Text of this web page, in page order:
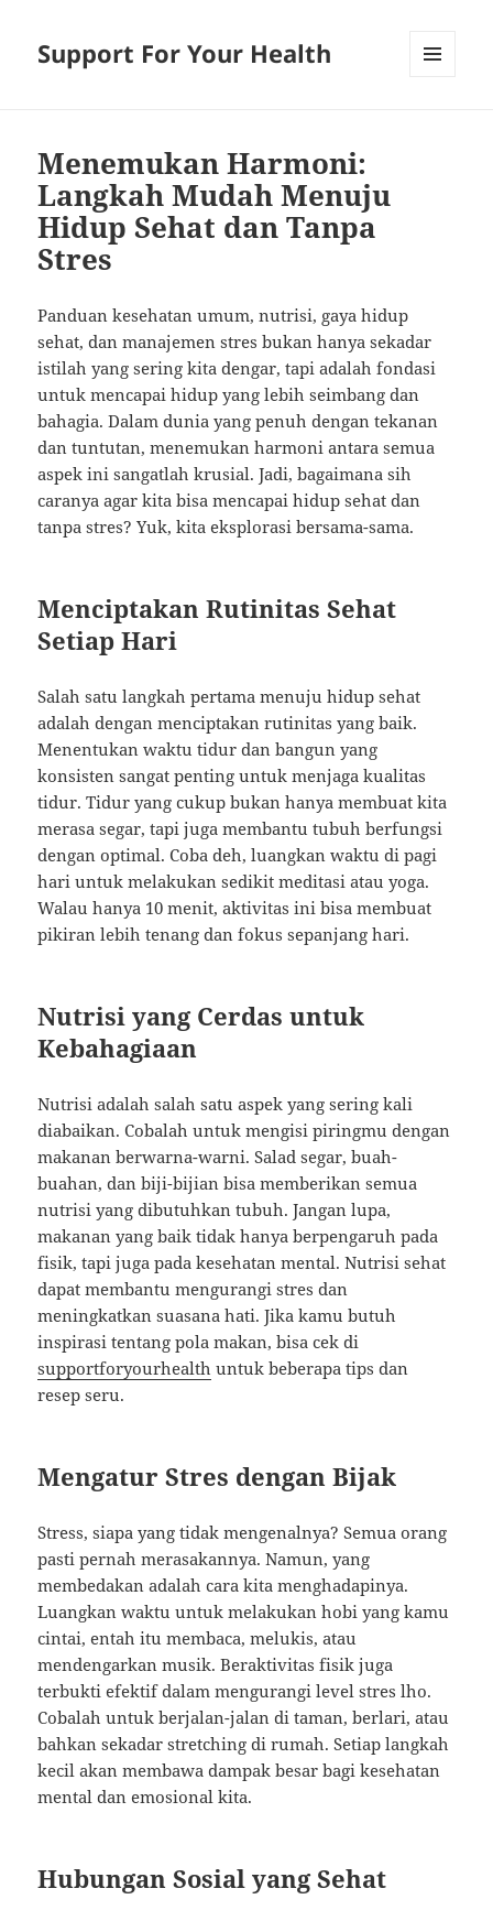
Support For Your Health
Menemukan Harmoni:
Langkah Mudah Menuju
Hidup Sehat dan Tanpa
Stres
Panduan kesehatan umum, nutrisi, gaya hidup
sehat, dan manajemen stres bukan hanya sekadar
istilah yang sering kita dengar, tapi adalah fondasi
untuk mencapai hidup yang lebih seimbang dan
bahagia. Dalam dunia yang penuh dengan tekanan
dan tuntutan, menemukan harmoni antara semua
aspek ini sangatlah krusial. Jadi, bagaimana sih
caranya agar kita bisa mencapai hidup sehat dan
tanpa stres? Yuk, kita eksplorasi bersama-sama.
Menciptakan Rutinitas Sehat
Setiap Hari
Salah satu langkah pertama menuju hidup sehat
adalah dengan menciptakan rutinitas yang baik.
Menentukan waktu tidur dan bangun yang
konsisten sangat penting untuk menjaga kualitas
tidur. Tidur yang cukup bukan hanya membuat kita
merasa segar, tapi juga membantu tubuh berfungsi
dengan optimal. Coba deh, luangkan waktu di pagi
hari untuk melakukan sedikit meditasi atau yoga.
Walau hanya 10 menit, aktivitas ini bisa membuat
pikiran lebih tenang dan fokus sepanjang hari.
Nutrisi yang Cerdas untuk
Kebahagiaan
Nutrisi adalah salah satu aspek yang sering kali
diabaikan. Cobalah untuk mengisi piringmu dengan
makanan berwarna-warni. Salad segar, buah-
buahan, dan biji-bijian bisa memberikan semua
nutrisi yang dibutuhkan tubuh. Jangan lupa,
makanan yang baik tidak hanya berpengaruh pada
fisik, tapi juga pada kesehatan mental. Nutrisi sehat
dapat membantu mengurangi stres dan
meningkatkan suasana hati. Jika kamu butuh
inspirasi tentang pola makan, bisa cek di
supportforyourhealth untuk beberapa tips dan
resep seru.
Mengatur Stres dengan Bijak
Stress, siapa yang tidak mengenalnya? Semua orang
pasti pernah merasakannya. Namun, yang
membedakan adalah cara kita menghadapinya.
Luangkan waktu untuk melakukan hobi yang kamu
cintai, entah itu membaca, melukis, atau
mendengarkan musik. Beraktivitas fisik juga
terbukti efektif dalam mengurangi level stres lho.
Cobalah untuk berjalan-jalan di taman, berlari, atau
bahkan sekadar stretching di rumah. Setiap langkah
kecil akan membawa dampak besar bagi kesehatan
mental dan emosional kita.
Hubungan Sosial yang Sehat